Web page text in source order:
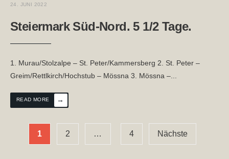
24. JUNI 2022
Steiermark Süd-Nord. 5 1/2 Tage.
1. Murau/Stolzalpe – St. Peter/Kammersberg 2. St. Peter –
Greim/Rettlkirch/Hochstub – Mössna 3. Mössna –...
READ MORE →
Seitennummerierung
der
1 2 … 4 Nächste